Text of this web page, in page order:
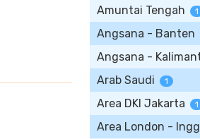
Amuntai Tengah 1
Angsana - Banten
Angsana -
Arab Saudi 1
Area DKI Jakarta 1
Area London -